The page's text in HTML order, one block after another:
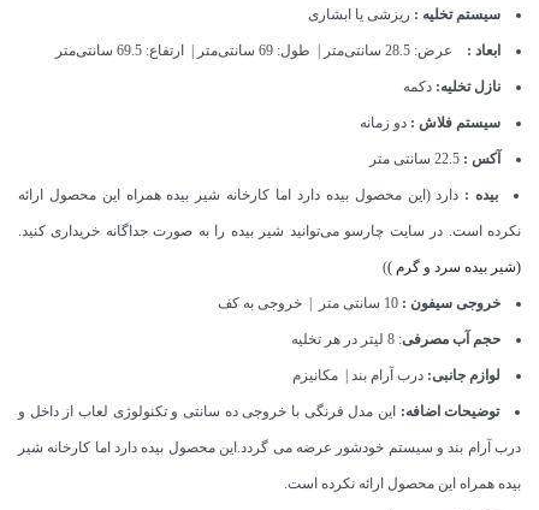
سیستم تخلیه : ریزشی یا ابشاری
ابعاد : عرض: 28.5 سانتی‌متر | طول: 69 سانتی‌متر | ارتفاع: 69.5 سانتی‌متر
نازل تخلیه: دکمه
سیستم فلاش : دو زمانه
آکس :
بیده : دارد (این محصول بیده دارد اما کارخانه شیر بیده همراه این محصول ارائه
نکرده است. در سایت چارسو می‌توانید شیر بیده را به صورت جداگانه خریداری کنید.
(شیر بیده سرد و گرم ))
خروجی سیفون :
حجم آب مصرفی: 8 لیتر در هر تخلیه
لوازم جانبی: درب آرام بند | مکانیزم
توضیحات اضافه: این مدل فرنگی با خروجی ده سانتی و تکنولوژی لعاب از داخل و
درب آرام بند و سیستم خودشور عرضه می گردد.این محصول بیده دارد اما کارخانه شیر
بیده همراه این محصول ارائه نکرده است.